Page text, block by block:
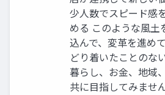
少人数でスピード感
める このような風土
込んで、変革を進め
どり着いたことのな
暮らし、お金、地域
共に目指してみませ